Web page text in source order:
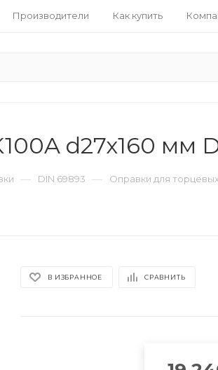
Производители Как купить
d27x160 мм
— DIN 69893 — Оправки для
В ИЗБРАННОЕ СРАВНИТЬ